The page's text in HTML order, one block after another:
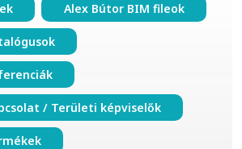
Alex Bútor BIM fileok
/ Területi képviselők